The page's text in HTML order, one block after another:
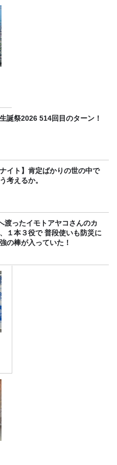
誕祭2026 514回目のターン！
ナイト】肯定ばかりの世の中で
考えるか。
渡ったイモトアヤコさんのカ
１本３役で 普段使いも防災に
の棒が入っていた！